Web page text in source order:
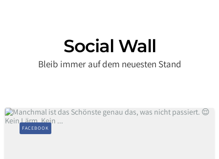
Social Wall
Bleib immer auf dem neuesten Stand
FACEBOOK